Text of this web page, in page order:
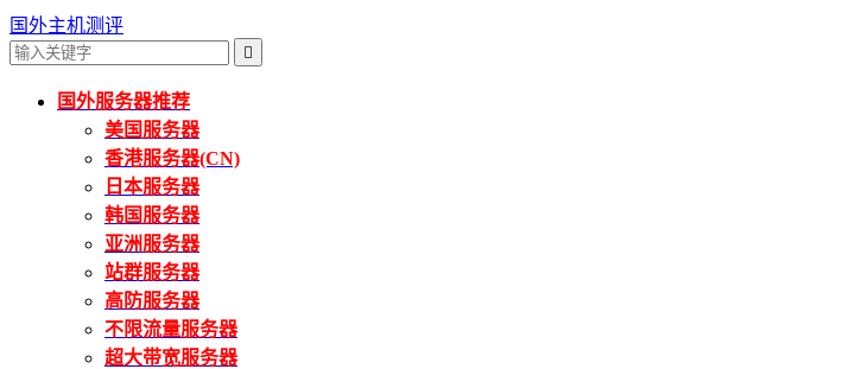
国外主机测评

国外服务器推荐
美国服务器
香港服务器(CN)
日本服务器
韩国服务器
亚洲服务器
站群服务器
高防服务器
不限流量服务器
超大带宽服务器